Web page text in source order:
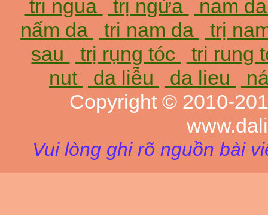
tri ngua
trị ngứa
nam
nấm da
tri nam da
trị
sau
trị rụng tóc
tri rung
nut
da liễu da lieu
Copyright © 2010-
Vui lòng ghi rõ nguồn bài